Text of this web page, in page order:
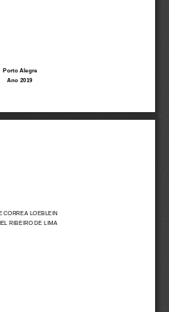
Porto Alegre
Ano 2019
CORREA LOEBLEIN
RIBEIRO DE LIMA